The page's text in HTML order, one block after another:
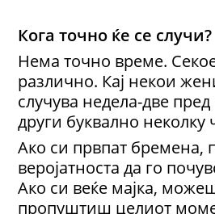
Кога точно ќе се случи?
Нема точно време.
различно. Кај некои
случува недела-две
други буквално неколку
Ако си првпат бремена,
веројатноста да го
Ако си веќе мајка,
пропуштиш целиот